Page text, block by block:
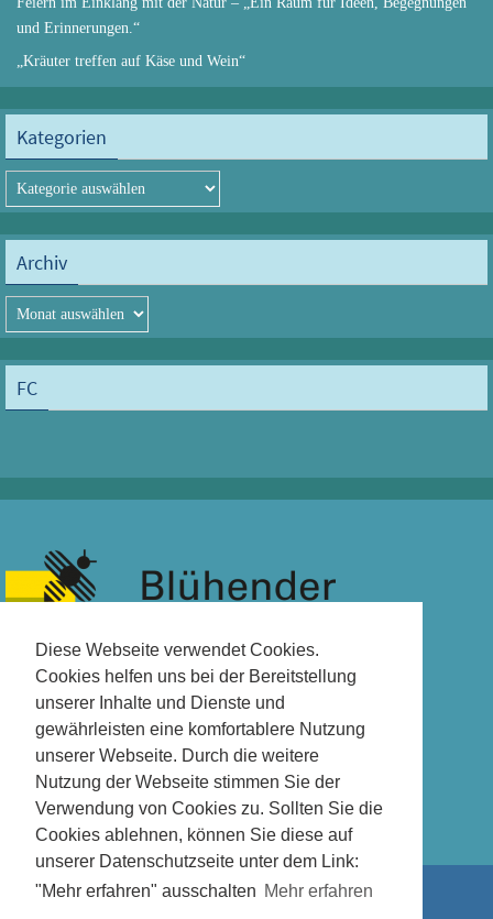
Diese Webseite verwendet Cookies.
Cookies helfen uns bei der Bereitstellung
unserer Inhalte und Dienste und
gewährleisten eine komfortablere Nutzung
unserer Webseite. Durch die weitere
Nutzung der Webseite stimmen Sie der
Verwendung von Cookies zu. Sollten Sie die
Cookies ablehnen, können Sie diese auf
unserer Datenschutzseite unter dem Link:
"Mehr erfahren" ausschalten Mehr erfahren
und Erinnerungen.“
„Kräuter treffen auf Käse und Wein“
Kategorien
Kategorien
Archiv
Archiv
FC